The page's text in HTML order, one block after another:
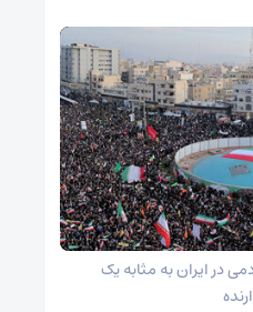
در ایران به مثابه یک